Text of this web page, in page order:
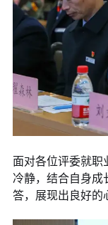
面对各位评委就职
冷静，结合自身成
答，展现出良好的